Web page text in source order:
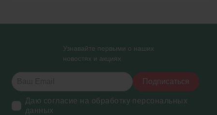
Узнавайте первыми о наших
новостях и акциях
Подписаться
Даю согласие на обработку персональных
данных